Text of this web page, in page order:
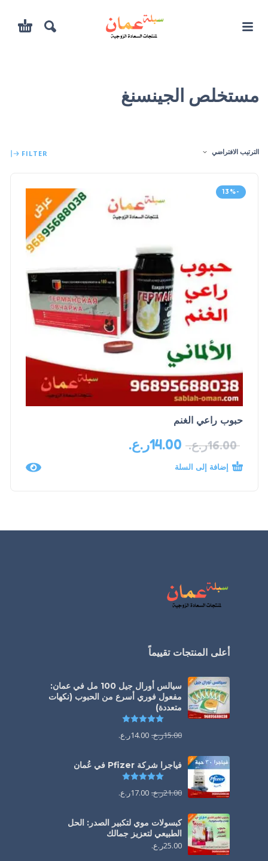
مستخلص الجينسنغ
الترتيب الافتراضي FILTER
-13%
حبوب راعي الغنم
16.00ر.ع. 14.00ر.ع.
إضافة إلى السلة
أعلى المنتجات تقييماً
سيالس أورال جيل 100 مل في عمان:
مفعول فوري أسرع من الحبوب (نكهات
متعددة)
15.00ر.ع. 14.00ر.ع.
فياجرا شركة Pfizer في عُمان
21.00ر.ع. 17.00ر.ع.
كبسولات موي لتكبير الصدر: الحل
الطبيعي لتعزيز جمالك
25.00ر.ع.